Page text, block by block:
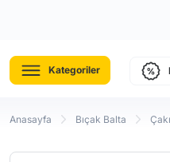
Kategoriler
Anasayfa Bıçak Balta